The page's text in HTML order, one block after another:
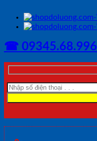
☎ 09345.68.996